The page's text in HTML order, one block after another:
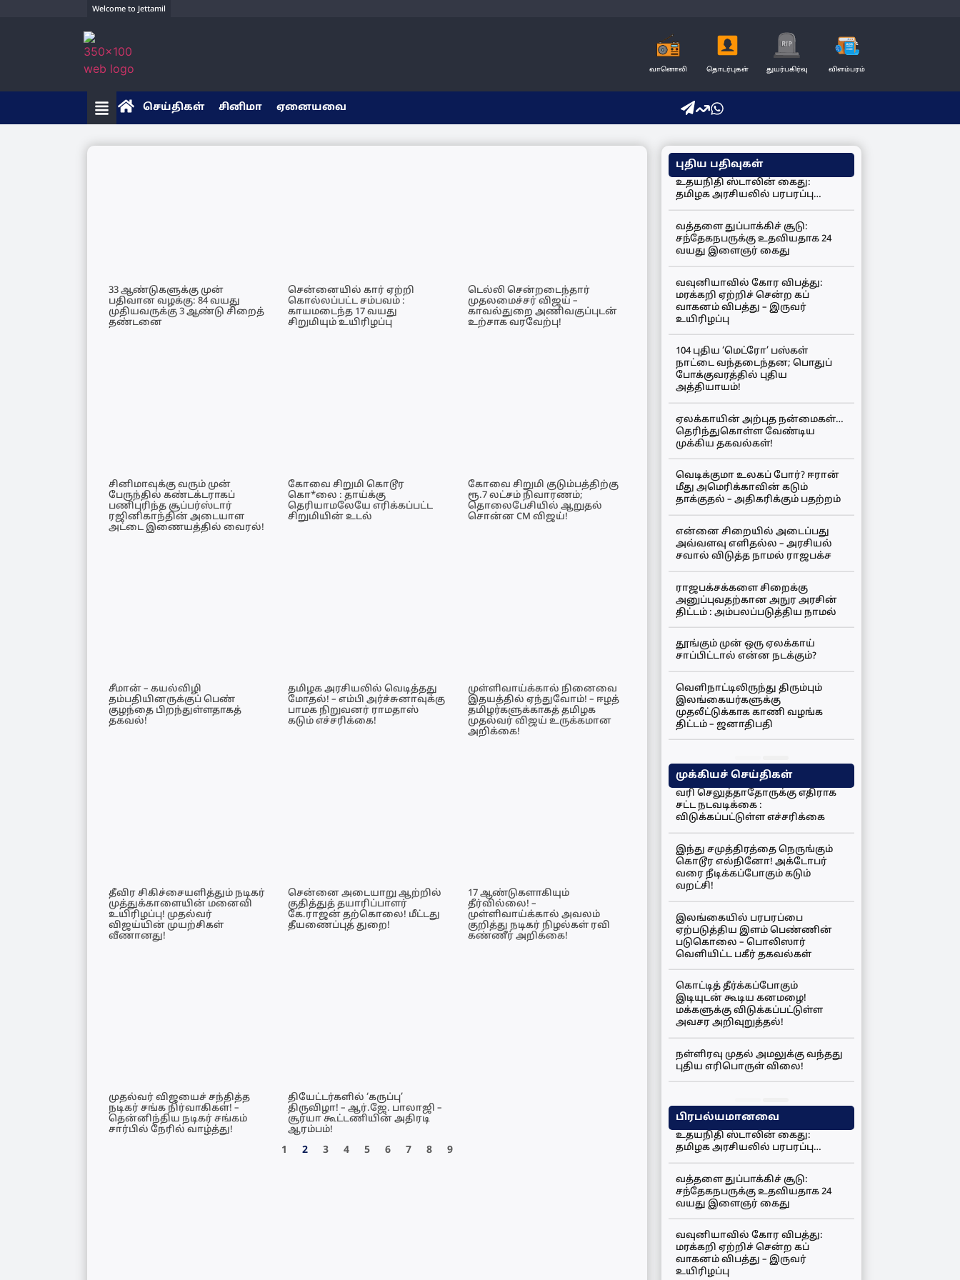
Welcome to Jettamil
வானொலி தொடர்புகள் துயர்பகிர்வு விளம்பரம்
செய்திகள் சினிமா ஏனையவை
33 ஆண்டுகளுக்கு முன்
பதிவான வழக்கு: 84 வயது
முதியவருக்கு 3 ஆண்டு சிறைத்
தண்டனை
சென்னையில் கார் ஏற்றி
கொல்லப்பட்ட சம்பவம் :
காயமடைந்த 17 வயது
சிறுமியும் உயிரிழப்பு
டெல்லி சென்றடைந்தார்
முதலமைச்சர் விஜய் –
காவல்துறை அணிவகுப்புடன்
உற்சாக வரவேற்பு!
சினிமாவுக்கு வரும் முன்
பேருந்தில் கண்டக்டராகப்
பணிபுரிந்த சூப்பர்ஸ்டார்
ரஜினிகாந்தின் அடையாள
அட்டை இணையத்தில் வைரல்!
கோவை சிறுமி கொடூர
கொ*லை : தாய்க்கு
தெரியாமலேயே எரிக்கப்பட்ட
சிறுமியின் உடல்
கோவை சிறுமி குடும்பத்திற்கு
ரூ.7 லட்சம் நிவாரணம்;
தொலைபேசியில் ஆறுதல்
சொன்ன CM விஜய்!
சீமான் – கயல்விழி
தம்பதியினருக்குப் பெண்
குழந்தை பிறந்துள்ளதாகத்
தகவல்!
தமிழக அரசியலில் வெடித்தது
மோதல்! – எம்பி அர்ச்சுனாவுக்கு
பாமக நிறுவனர் ராமதாஸ்
கடும் எச்சரிக்கை!
முள்ளிவாய்க்கால் நினைவை
இதயத்தில் ஏந்துவோம்! – ஈழத்
தமிழர்களுக்காகத் தமிழக
முதல்வர் விஜய் உருக்கமான
அறிக்கை!
தீவிர சிகிச்சையளித்தும் நடிகர்
முத்துக்காளையின் மனைவி
உயிரிழப்பு! முதல்வர்
விஜய்யின் முயற்சிகள்
வீணானது!
சென்னை அடையாறு ஆற்றில்
குதித்துத் தயாரிப்பாளர்
கே.ராஜன் தற்கொலை! மீட்டது
தீயணைப்புத் துறை!
17 ஆண்டுகளாகியும்
தீர்வில்லை! –
முள்ளிவாய்க்கால் அவலம்
குறித்து நடிகர் நிழல்கள் ரவி
கண்ணீர் அறிக்கை!
முதல்வர் விஜயைச் சந்தித்த
நடிகர் சங்க நிர்வாகிகள்! –
தென்னிந்திய நடிகர் சங்கம்
சார்பில் நேரில் வாழ்த்து!
தியேட்டர்களில் ‘கருப்பு’
திருவிழா! – ஆர்.ஜே. பாலாஜி –
சூர்யா கூட்டணியின் அதிரடி
ஆரம்பம்!
1 2 3 4 5 6 7 8 9
புதிய பதிவுகள்
உதயநிதி ஸ்டாலின் கைது:
தமிழக அரசியலில் பரபரப்பு…
வத்தளை துப்பாக்கிச் சூடு:
சந்தேகநபருக்கு உதவியதாக 24
வயது இளைஞர் கைது
வவுனியாவில் கோர விபத்து:
மரக்கறி ஏற்றிச் சென்ற கப்
வாகனம் விபத்து – இருவர்
உயிரிழப்பு
104 புதிய ‘மெட்ரோ’ பஸ்கள்
நாட்டை வந்தடைந்தன; பொதுப்
போக்குவரத்தில் புதிய
அத்தியாயம்!
ஏலக்காயின் அற்புத நன்மைகள்…
தெரிந்துகொள்ள வேண்டிய
முக்கிய தகவல்கள்!
வெடிக்குமா உலகப் போர்? ஈரான்
மீது அமெரிக்காவின் கடும்
தாக்குதல் – அதிகரிக்கும் பதற்றம்
என்னை சிறையில் அடைப்பது
அவ்வளவு எளிதல்ல – அரசியல்
சவால் விடுத்த நாமல் ராஜபக்ச
ராஜபக்சக்களை சிறைக்கு
அனுப்புவதற்கான அநுர அரசின்
திட்டம் : அம்பலப்படுத்திய நாமல்
தூங்கும் முன் ஒரு ஏலக்காய்
சாப்பிட்டால் என்ன நடக்கும்?
வெளிநாட்டிலிருந்து திரும்பும்
இலங்கையர்களுக்கு
முதலீட்டுக்காக காணி வழங்க
திட்டம் – ஜனாதிபதி
முக்கியச் செய்திகள்
வரி செலுத்தாதோருக்கு எதிராக
சட்ட நடவடிக்கை :
விடுக்கப்பட்டுள்ள எச்சரிக்கை
இந்து சமுத்திரத்தை நெருங்கும்
கொடூர எல்நினோ! அக்டோபர்
வரை நீடிக்கப்போகும் கடும்
வறட்சி!
இலங்கையில் பரபரப்பை
ஏற்படுத்திய இளம் பெண்ணின்
படுகொலை – பொலிஸார்
வெளியிட்ட பகீர் தகவல்கள்
கொட்டித் தீர்க்கப்போகும்
இடியுடன் கூடிய கனமழை!
மக்களுக்கு விடுக்கப்பட்டுள்ள
அவசர அறிவுறுத்தல்!
நள்ளிரவு முதல் அமலுக்கு வந்தது
புதிய எரிபொருள் விலை!
பிரபல்யமானவை
உதயநிதி ஸ்டாலின் கைது:
தமிழக அரசியலில் பரபரப்பு…
வத்தளை துப்பாக்கிச் சூடு:
சந்தேகநபருக்கு உதவியதாக 24
வயது இளைஞர் கைது
வவுனியாவில் கோர விபத்து:
மரக்கறி ஏற்றிச் சென்ற கப்
வாகனம் விபத்து – இருவர்
உயிரிழப்பு